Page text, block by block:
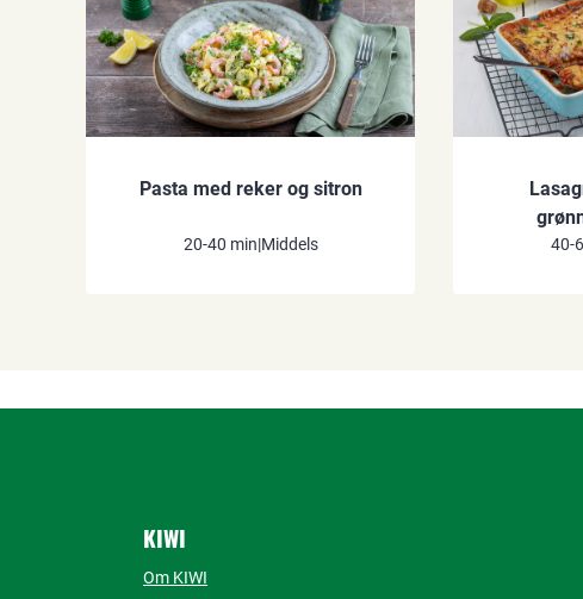
Pasta med reker og sitron
20-40 min|Middels
grønnsaker​​​​ ‌| TORO
40-
KIWI
Om KIWI